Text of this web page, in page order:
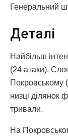
Генеральний
Деталі
Найбільш
(24 атаки),
Покровському
низці ділянок
тривали.
На